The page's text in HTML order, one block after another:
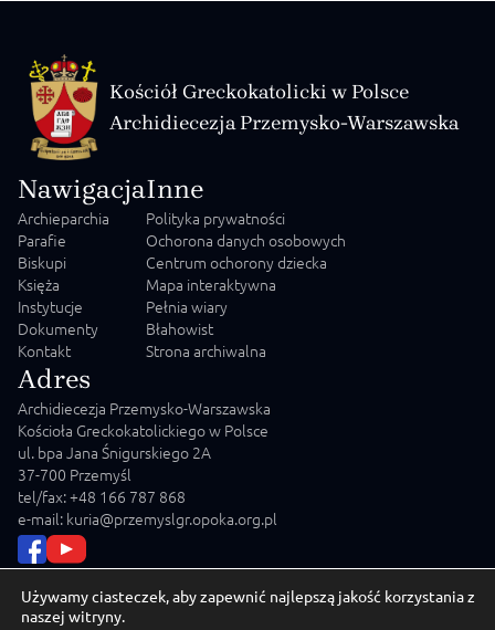
Kościół Greckokatolicki w Polsce
Archidiecezja Przemysko-Warszawska
Nawigacja
Archieparchia
Parafie
Biskupi
Księża
Instytucje
Dokumenty
Kontakt
Inne
Polityka prywatności
Ochorona danych osobowych
Centrum ochorony dziecka
Mapa interaktywna
Pełnia wiary
Błahowist
Strona archiwalna
Adres
Archidiecezja Przemysko-Warszawska
Kościoła Greckokatolickiego w Polsce
ul. bpa Jana Śnigurskiego 2A
37-700 Przemyśl
tel/fax: +48 166 787 868
e-mail: kuria@przemyslgr.opoka.org.pl
Używamy ciasteczek, aby zapewnić najlepszą jakość korzystania z
naszej witryny.